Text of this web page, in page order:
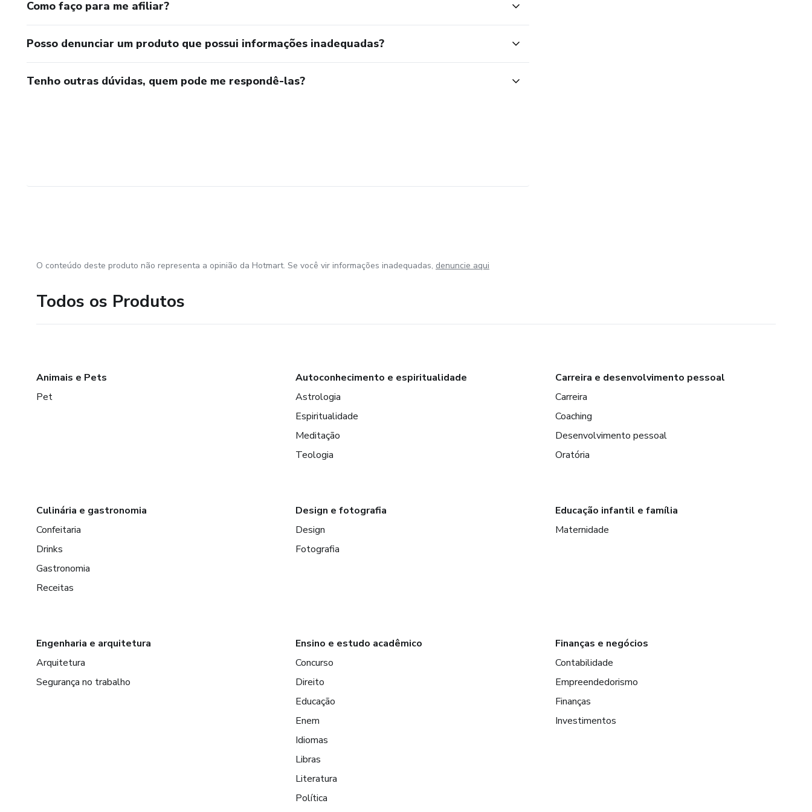
Como faço para me afiliar?
Posso denunciar um produto que possui informações inadequadas?
Tenho outras dúvidas, quem pode me respondê-las?
O conteúdo deste produto não representa a opinião da Hotmart. Se você vir informações inadequadas, denuncie aqui
Todos os Produtos
Animais e Pets
Pet
Autoconhecimento e espiritualidade
Astrologia
Espiritualidade
Meditação
Teologia
Carreira e desenvolvimento pessoal
Carreira
Coaching
Desenvolvimento pessoal
Oratória
Culinária e gastronomia
Confeitaria
Drinks
Gastronomia
Receitas
Design e fotografia
Design
Fotografia
Educação infantil e família
Maternidade
Engenharia e arquitetura
Arquitetura
Segurança no trabalho
Ensino e estudo acadêmico
Concurso
Direito
Educação
Enem
Idiomas
Libras
Literatura
Política
Finanças e negócios
Contabilidade
Empreendedorismo
Finanças
Investimentos